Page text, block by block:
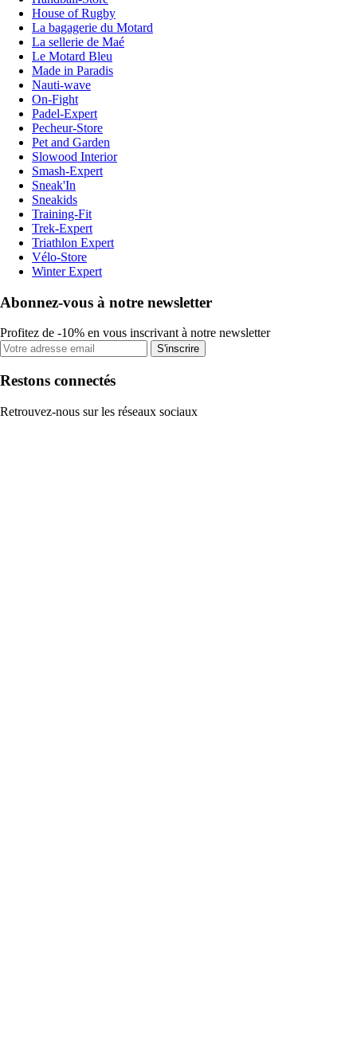
House of Rugby
La bagagerie du Motard
La sellerie de Maé
Le Motard Bleu
Made in Paradis
Nauti-wave
On-Fight
Padel-Expert
Pecheur-Store
Pet and Garden
Slowood Interior
Smash-Expert
Sneak'In
Sneakids
Training-Fit
Trek-Expert
Triathlon Expert
Vélo-Store
Winter Expert
Abonnez-vous à notre newsletter
Profitez de -10% en vous inscrivant à notre newsletter
S'inscrire
Restons connectés
Retrouvez-nous sur les réseaux sociaux